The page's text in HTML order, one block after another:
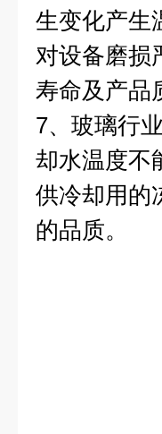
生变化产生
对设备磨损
寿命及产品
7、玻璃行
却水温度不
供冷却用的
的品质。